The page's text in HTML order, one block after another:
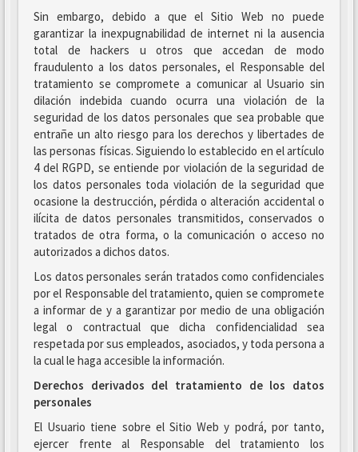
Sin embargo, debido a que el Sitio Web no puede
garantizar la inexpugnabilidad de internet ni la ausencia
total de hackers u otros que accedan de modo
fraudulento a los datos personales, el Responsable del
tratamiento se compromete a comunicar al Usuario sin
dilación indebida cuando ocurra una violación de la
seguridad de los datos personales que sea probable que
entrañe un alto riesgo para los derechos y libertades de
las personas físicas. Siguiendo lo establecido en el artículo
4 del RGPD, se entiende por violación de la seguridad de
los datos personales toda violación de la seguridad que
ocasione la destrucción, pérdida o alteración accidental o
ilícita de datos personales transmitidos, conservados o
tratados de otra forma, o la comunicación o acceso no
autorizados a dichos datos.
Los datos personales serán tratados como confidenciales
por el Responsable del tratamiento, quien se compromete
a informar de y a garantizar por medio de una obligación
legal o contractual que dicha confidencialidad sea
respetada por sus empleados, asociados, y toda persona a
la cual le haga accesible la información.
Derechos derivados del tratamiento de los datos
personales
El Usuario tiene sobre el Sitio Web y podrá, por tanto,
ejercer frente al Responsable del tratamiento los